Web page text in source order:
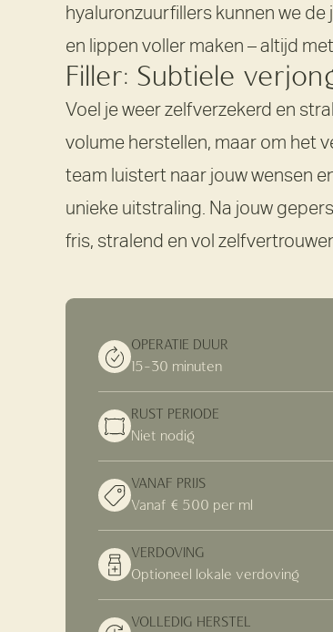
hyaluronzuurfillers kunnen we
en lippen voller maken – altijd
Filler: Subtiele
Voel je weer zelfverzekerd en
volume herstellen, maar om het
team luistert naar jouw wensen
unieke uitstraling. Na jouw
fris, stralend en vol
OPERATIE DUUR
15-30 minuten
RUST PERIODE
Niet nodig
VANAF PRIJS
Vanaf € 500 per ml
VERDOVING
Optioneel lokale verdoving
VOLLEDIG HERSTEL